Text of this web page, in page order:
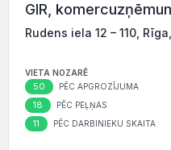
GIR,
Rudens iela 12 – 110,
VIETA NOZARĒ
50 PĒC APGROZĪJUMA
18 PĒC PEĻŅAS
11 PĒC DARBINIEKU SKAITA